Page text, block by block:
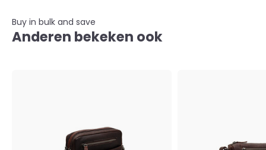
Buy in bulk and save
Anderen bekeken ook